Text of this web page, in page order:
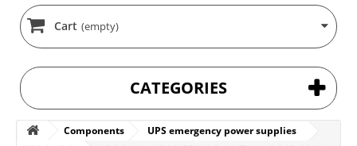
Cart (empty)
CATEGORIES
Components
UPS emergency power supplies